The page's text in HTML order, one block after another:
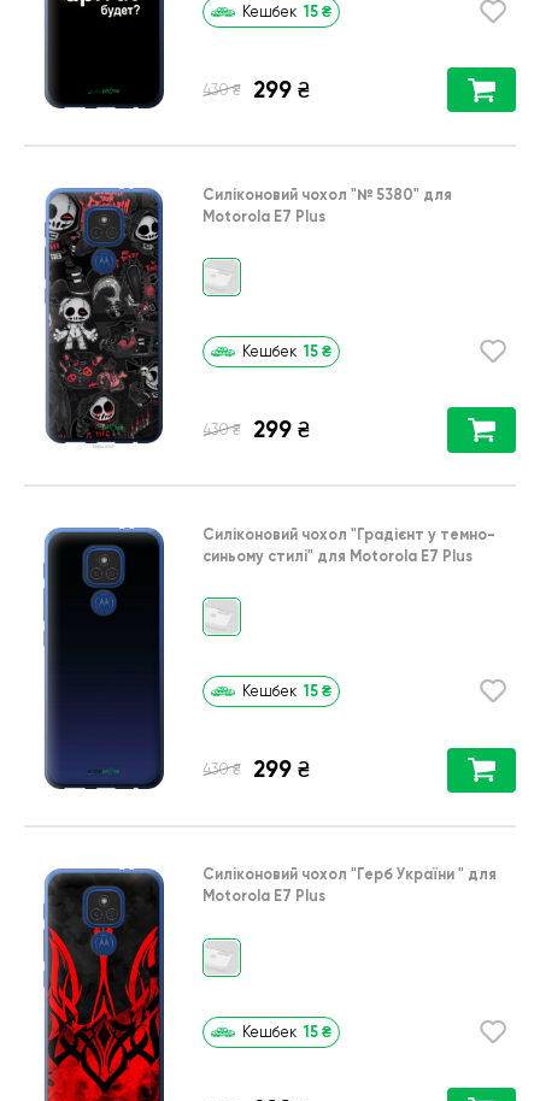
Кешбек 15 ₴
430 ₴ 299 ₴
Силіконовий чохол "№ 5380" для
Motorola E7 Plus
Кешбек 15 ₴
430 ₴ 299 ₴
Силіконовий чохол "Градієнт у темно-
синьому стилі" для Motorola E7 Plus
Кешбек 15 ₴
430 ₴ 299 ₴
Силіконовий чохол "Герб України " для
Motorola E7 Plus
Кешбек 15 ₴